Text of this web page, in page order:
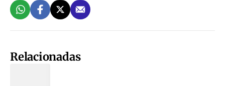
Relacionadas